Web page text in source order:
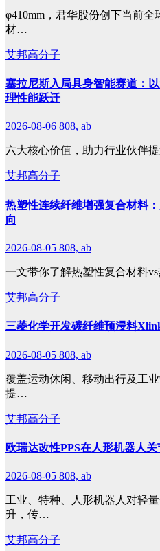
φ410mm，君华股份创下当前全
材…
艾邦高分子
塞拉尼斯入局具身智能赛道：
理性能跃迁
2026-08-06 808, ab
六大核心价值，助力行业伙伴
艾邦高分子
热塑性连续纤维增强复合材料
向
2026-08-05 808, ab
一文带你了解热塑性复合材料
艾邦高分子
三菱化学开发碳纤维预浸料
2026-08-05 808, ab
覆盖运动休闲、移动出行及工
提…
艾邦高分子
欧瑞达改性PPS在人形机器人
2026-08-05 808, ab
工业、特种、人形机器人对轻
升，传…
艾邦高分子